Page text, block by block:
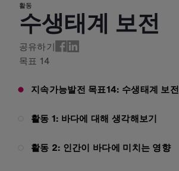
활동
수생태계 보전
공유하기
목표 14
지속가능발전 목표14: 수생태계 보전
활동 1: 바다에 대해 생각해보기
활동 2: 인간이 바다에 미치는 영향